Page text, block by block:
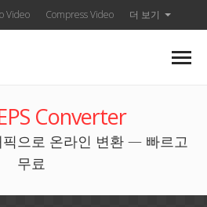
Video Compress Video 더 보기
Converter
픽으로 온라인 변환 — 빠르고
무료